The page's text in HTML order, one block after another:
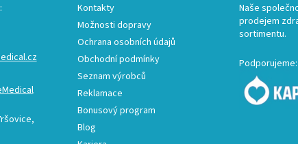
Kontakty
Možnosti dopravy
Ochrana osobních údajů
Obchodní podmínky
Seznam výrobců
Reklamace
Bonusový program
Blog
Naše
prodejem
sortimentu.
Podporujeme: